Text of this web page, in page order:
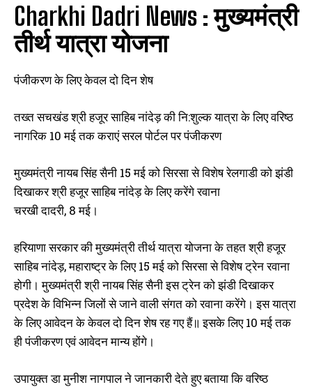
Charkhi Dadri News :मुख्यमंत्री
तीर्थ यात्रा योजना
पंजीकरण के लिए केवल दो दिन शेष
तख्त सचखंड श्री हजूर साहिब नांदेड़ की नि:शुल्क यात्रा के लिए वरिष्ठ
नागरिक 10 मई तक कराएं सरल पोर्टल पर पंजीकरण
मुख्यमंत्री नायब सिंह सैनी 15 मई को सिरसा से विशेष रेलगाडी को झंडी
दिखाकर श्री हजूर साहिब नांदेड़ के लिए करेंगे रवाना
चरखी दादरी, 8 मई।
हरियाणा सरकार की मुख्यमंत्री तीर्थ यात्रा योजना के तहत श्री हजूर
साहिब नांदेड़, महाराष्ट्र के लिए 15 मई को सिरसा से विशेष ट्रेन रवाना
होगी। मुख्यमंत्री श्री नायब सिंह सैनी इस ट्रेन को झंडी दिखाकर
प्रदेश के विभिन्न जिलों से जाने वाली संगत को रवाना करेंगे। इस यात्रा
के लिए आवेदन के केवल दो दिन शेष रह गए हैं॥ इसके लिए 10 मई तक
ही पंजीकरण एवं आवेदन मान्य होंगे।
उपायुक्त डा मुनीश नागपाल ने जानकारी देते हुए बताया कि वरिष्ठ